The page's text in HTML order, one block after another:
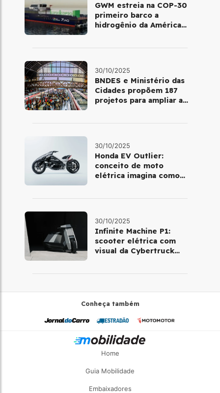
GWM estreia na COP-30
primeiro barco a
hidrogênio da América
30/10/2025
BNDES e Ministério das
Cidades propõem 187
projetos para ampliar a
30/10/2025
Honda EV Outlier:
conceito de moto
elétrica imagina como
30/10/2025
Infinite Machine P1:
scooter elétrica com
visual da Cybertruck
Conheça também
Home
Guia Mobilidade
Embaixadores